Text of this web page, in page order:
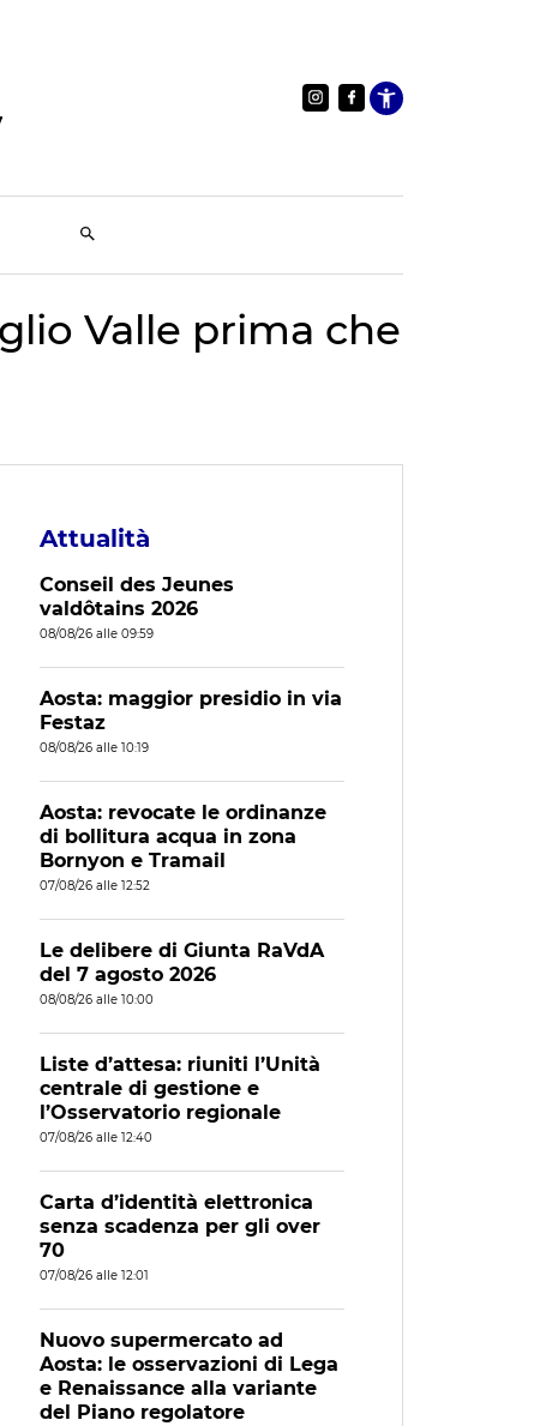
Apri le
Valle prima che
Attualità
Conseil des Jeunes
valdôtains 2026
08/08/26 alle 09:59
Aosta: maggior presidio in via
Festaz
08/08/26 alle 10:19
Aosta: revocate le ordinanze
di bollitura acqua in zona
Bornyon e Tramail
07/08/26 alle 12:52
Le delibere di Giunta RaVdA
del 7 agosto 2026
08/08/26 alle 10:00
Liste d’attesa: riuniti l’Unità
centrale di gestione e
l’Osservatorio regionale
07/08/26 alle 12:40
Carta d’identità elettronica
senza scadenza per gli over
70
07/08/26 alle 12:01
Nuovo supermercato ad
Aosta: le osservazioni di Lega
e Renaissance alla variante
del Piano regolatore